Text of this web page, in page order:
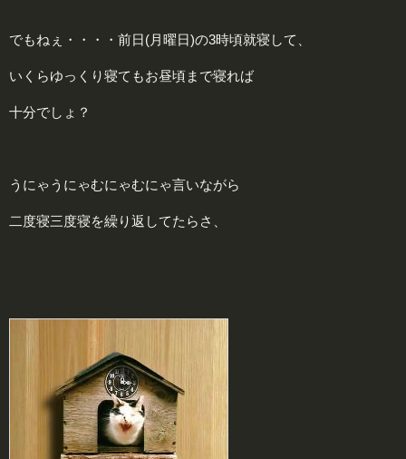
でもねぇ・・・・前日(月曜日)の3時頃就寝して、
いくらゆっくり寝てもお昼頃まで寝れば
十分でしょ？
うにゃうにゃむにゃむにゃ言いながら
二度寝三度寝を繰り返してたらさ、